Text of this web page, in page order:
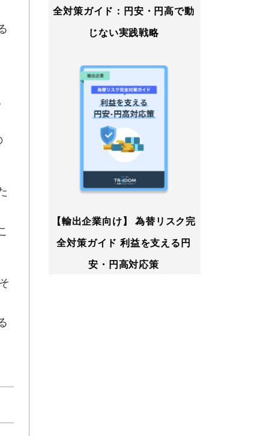
全対策ガイド：円安・円高で動
じない実践戦略
【輸出企業向け】 為替リスク完
全対策ガイド 利益を支える円
安・円高対応策